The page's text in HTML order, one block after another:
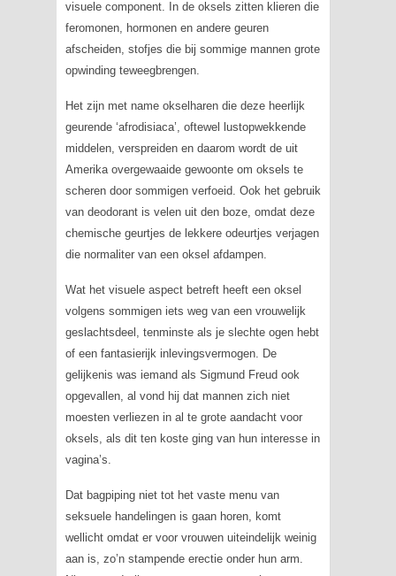
visuele component. In de oksels zitten klieren die
feromonen, hormonen en andere geuren
afscheiden, stofjes die bij sommige mannen grote
opwinding teweegbrengen.
Het zijn met name okselharen die deze heerlijk
geurende ‘afrodisiaca’, oftewel lustopwekkende
middelen, verspreiden en daarom wordt de uit
Amerika overgewaaide gewoonte om oksels te
scheren door sommigen verfoeid. Ook het gebruik
van deodorant is velen uit den boze, omdat deze
chemische geurtjes de lekkere odeurtjes verjagen
die normaliter van een oksel afdampen.
Wat het visuele aspect betreft heeft een oksel
volgens sommigen iets weg van een vrouwelijk
geslachtsdeel, tenminste als je slechte ogen hebt
of een fantasierijk inlevingsvermogen. De
gelijkenis was iemand als Sigmund Freud ook
opgevallen, al vond hij dat mannen zich niet
moesten verliezen in al te grote aandacht voor
oksels, als dit ten koste ging van hun interesse in
vagina’s.
Dat bagpipingniet tot het vaste menu van
seksuele handelingen is gaan horen, komt
wellicht omdat er voor vrouwen uiteindelijk weinig
aan is, zo’n stampende erectie onder hun arm.